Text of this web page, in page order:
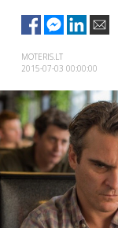
MADA
GROŽIS
SVEIKATA
APIE MANE
MOTERIS.LT
2015-07-03 00:00:00